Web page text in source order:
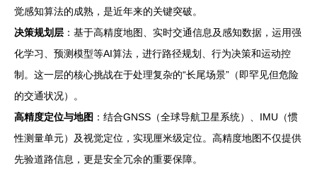
觉感知算法的成熟，是近年来的关键突破。
决策规划层 ：基于高精度地图、实时交通信息及感知数据，运用强
化学习、预测模型等AI算法，进行路径规划、行为决策和运动控
制。这一层的核心挑战在于处理复杂的“长尾场景”（即罕见但危险
的交通状况）。
高精度定位与地图 ：结合GNSS（全球导航卫星系统）、IMU（惯
性测量单元）及视觉定位，实现厘米级定位。高精度地图不仅提供
先验道路信息，更是安全冗余的重要保障。